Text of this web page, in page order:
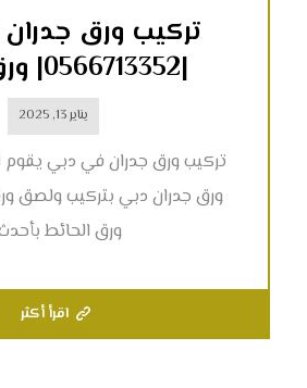
تركيب ورق
|0566713352| ورق حائط
يناير 13, 2025
تركيب ورق جدران في دبي
ورق جدران دبي بتركيب ولصق
ورق الحائط
اقرأ أكثر